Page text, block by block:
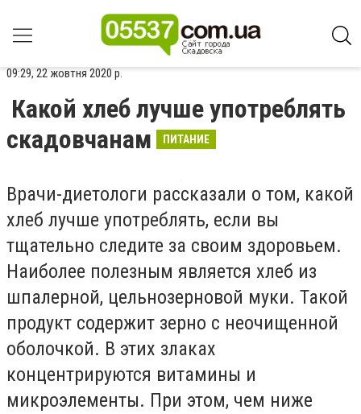
09:29, 22 жовтня 2020 р.
Какой хлеб лучше употреблять
скадовчанам
ПИТАНИЕ
Врачи-диетологи рассказали о том, какой
хлеб лучше употреблять, если вы
тщательно следите за своим здоровьем.
Наиболее полезным является хлеб из
шпалерной, цельнозерновой муки. Такой
продукт содержит зерно с неочищенной
оболочкой. В этих злаках
концентрируются витамины и
микроэлементы. При этом, чем ниже